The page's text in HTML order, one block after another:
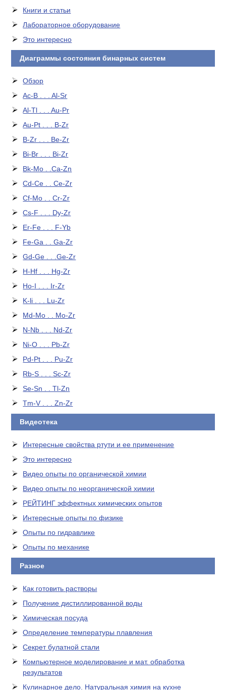
Книги и статьи
Лабораторное оборудование
Это интересно
Диаграммы состояния бинарных систем
Обзор
Ac-B . . . Al-Sr
Al-Tl . . . Au-Pr
Au-Pt . . . B-Zr
B-Zr . . . Be-Zr
Bi-Br . . . Bi-Zr
Bk-Mo . .Ca-Zn
Cd-Ce . . Ce-Zr
Cf-Mo . . Cr-Zr
Cs-F . . . Dy-Zr
Er-Fe . . . F-Yb
Fe-Ga . . Ga-Zr
Gd-Ge . . .Ge-Zr
H-Hf . . . Hg-Zr
Ho-I . . . Ir-Zr
K-li . . . Lu-Zr
Md-Mo . . Mo-Zr
N-Nb . . . Nd-Zr
Ni-O . . . Pb-Zr
Pd-Pt . . . Pu-Zr
Rb-S . . . Sc-Zr
Se-Sn . . Tl-Zn
Tm-V . . . Zn-Zr
Видеотека
Интересные свойства ртути и ее применение
Это интересно
Видео опыты по органической химии
Видео опыты по неорганической химии
РЕЙТИНГ эффектных химических опытов
Интересные опыты по физике
Опыты по гидравлике
Опыты по механике
Разное
Как готовить растворы
Получение дистиллированной воды
Химическая посуда
Определение температуры плавления
Секрет булатной стали
Компьютерное моделирование и мат. обработка
результатов
Кулинарное дело. Натуральная химия на кухне